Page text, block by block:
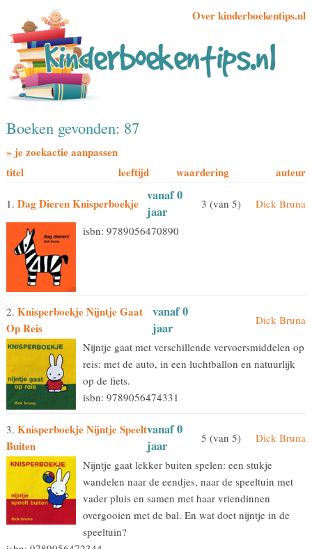
Over kinderboekentips.nl
Boeken gevonden: 87
» je zoekactie aanpassen
titel
leeftijd waardering auteur
1. Dag Dieren Knisperboekje vanaf 0
jaar
3 (van 5)
Dick Bruna
isbn: 9789056470890
2. Knisperboekje Nijntje Gaat
Op Reis
vanaf 0
jaar
Dick Bruna
Nijntje gaat met verschillende vervoersmiddelen op
reis: met de auto, in een luchtballon en natuurlijk
op de fiets.
isbn: 9789056474331
3. Knisperboekje Nijntje Speelt
Buiten
vanaf 0
jaar
5 (van 5)
Dick Bruna
Nijntje gaat lekker buiten spelen: een stukje
wandelen naar de eendjes, naar de speeltuin met
vader pluis en samen met haar vriendinnen
overgooien met de bal. En wat doet nijntje in de
speeltuin?